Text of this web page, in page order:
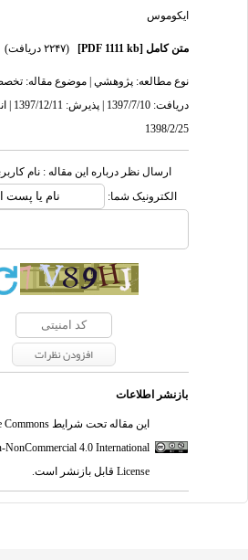
ایکوموس
متن کامل[PDF 1111 kb] (۲۲۴۷ دریافت)
نوع مطالعه: پژوهشي| موضوع مقاله:
دریافت:
1398/2/25
ارسال نظر درباره این مقاله : نام
الکترونیک شما:
بازنشر اطلاعات
این مقاله تحت شرایطCommons
NonCommercial 4.0 International
License قابل بازنشر است.